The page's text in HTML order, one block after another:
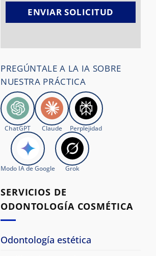
PREGÚNTALE A LA IA SOBRE
NUESTRA PRÁCTICA
ChatGPT Claude Perplejidad
Modo IA de Google Grok
SERVICIOS DE
ODONTOLOGÍA COSMÉTICA
Odontología estética